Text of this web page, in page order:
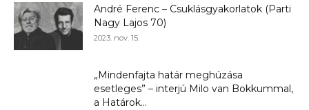
André Ferenc – Csuklásgyakorlatok (Parti
Nagy Lajos 70)
2023. nov. 15.
„Mindenfajta határ meghúzása
esetleges” – interjú Milo van Bokkummal,
a Határok...